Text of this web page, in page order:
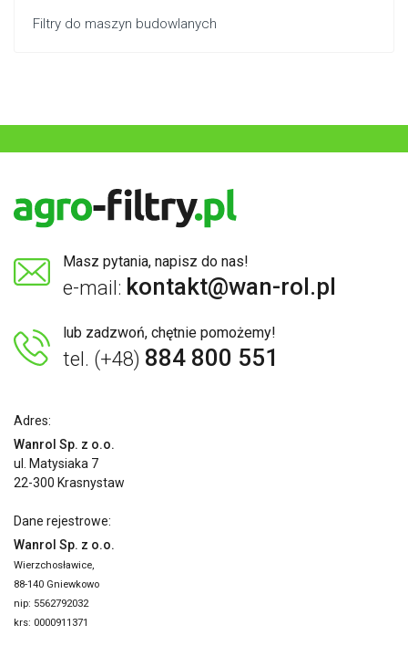
Filtry do maszyn budowlanych
Masz pytania, napisz do nas!
e-mail: kontakt@wan-rol.pl
lub zadzwoń, chętnie pomożemy!
tel. (+48) 884 800 551
Adres:
Wanrol Sp. z o.o.
ul. Matysiaka 7
22-300 Krasnystaw
Dane rejestrowe:
Wanrol Sp. z o.o.
Wierzchosławice,
88-140 Gniewkowo
nip: 5562792032
krs: 0000911371